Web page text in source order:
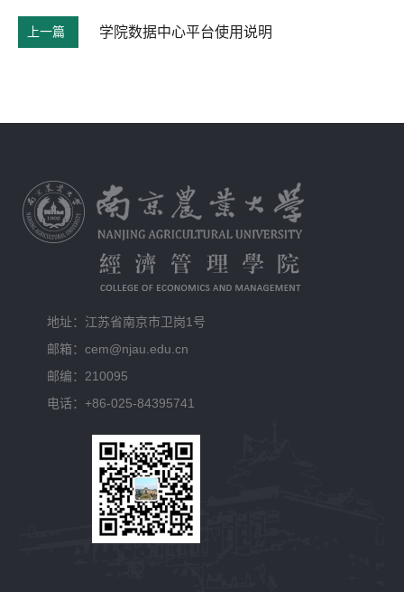
上一篇 学院数据中心平台使用说明
地址：江苏省南京市卫岗1号
邮箱：cem@njau.edu.cn
邮编：210095
电话：+86-025-84395741